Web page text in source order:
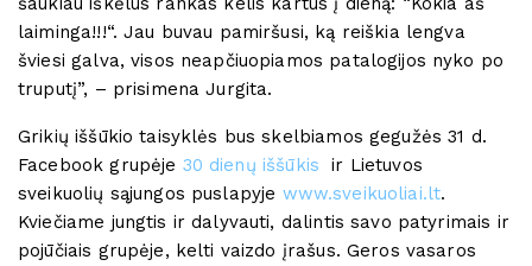
laiminga!!!“. Jau buvau pamiršusi, ką reiškia lengva
šviesi galva, visos neapčiuopiamos patalogijos nyko po
truputį”, – prisimena Jurgita.
Grikių iššūkio taisyklės bus skelbiamos gegužės 31 d.
Facebook grupėje 30 dienų iššūkis ir Lietuvos
sveikuolių sąjungos puslapyje www.sveikuoliai.lt.
Kviečiame jungtis ir dalyvauti, dalintis savo patyrimais ir
pojūčiais grupėje, kelti vaizdo įrašus. Geros vasaros